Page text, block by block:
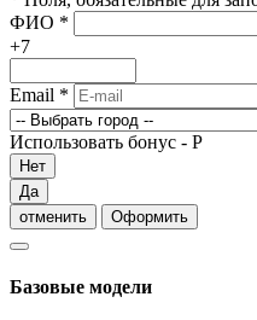
ФИО *
+7
Email *
Использовать бонус - Р
Нет
Да
отменить
Оформить
Базовые модели